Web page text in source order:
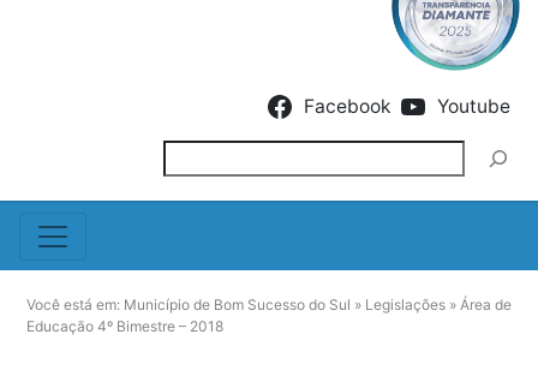
Facebook Youtube
Você está em: Município de Bom Sucesso do Sul » Legislações » Área de
Educação 4º Bimestre – 2018